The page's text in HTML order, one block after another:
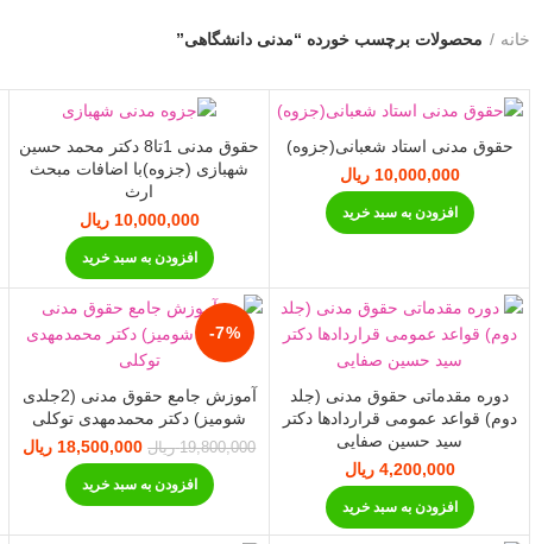
خانه محصولات برچسب خورده “مدنی دانشگاهی”
حقوق مدنی استاد شعبانی(جزوه)
10,000,000 ریال
افزودن به سبد خرید
حقوق مدنی 1تا8 دکتر محمد حسین
شهبازی (جزوه)با اضافات مبحث
ارث
10,000,000 ریال
افزودن به سبد خرید
دوره مقدماتی حقوق مدنی (جلد
دوم) قواعد عمومی قراردادها دکتر
سید حسین صفایی
4,200,000 ریال
افزودن به سبد خرید
-7%
آموزش جامع حقوق مدنی (2جلدی
شومیز) دکتر محمدمهدی توکلی
19,800,000 ریال
قیمت اصلی:
بود.
18,500,000 ریال
افزودن به سبد خرید